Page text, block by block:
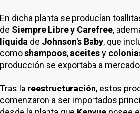
En dicha planta se producían
de Siempre Libre y Carefree,
líquida de Johnson's Baby, que
comoshampoos, aceitesy
producción se exportaba a
Tras la reestructuración, estos
comenzaron a ser importados